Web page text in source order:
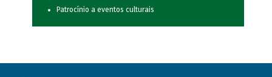
Patrocínio a eventos culturais